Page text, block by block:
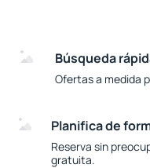
Búsqueda
Ofertas a medida
Planifica de
Reserva sin
gratuita.